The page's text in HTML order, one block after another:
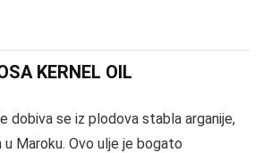
KERNEL OIL
dobiva se iz plodova stabla arganije,
Maroku. Ovo ulje je bogato